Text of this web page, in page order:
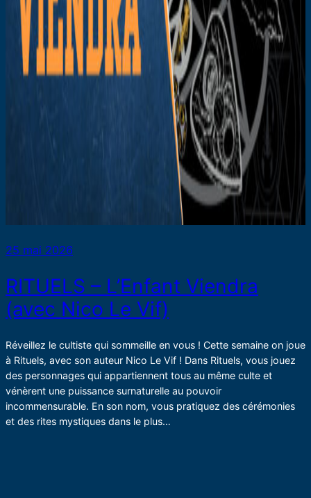
25 mai 2026
RITUELS – L’Enfant Viendra
(avec Nico Le Vif)
Réveillez le cultiste qui sommeille en vous ! Cette semaine on joue
à Rituels, avec son auteur Nico Le Vif ! Dans Rituels, vous jouez
des personnages qui appartiennent tous au même culte et
vénèrent une puissance surnaturelle au pouvoir
incommensurable. En son nom, vous pratiquez des cérémonies
et des rites mystiques dans le plus…